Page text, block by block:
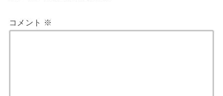
コメント ※